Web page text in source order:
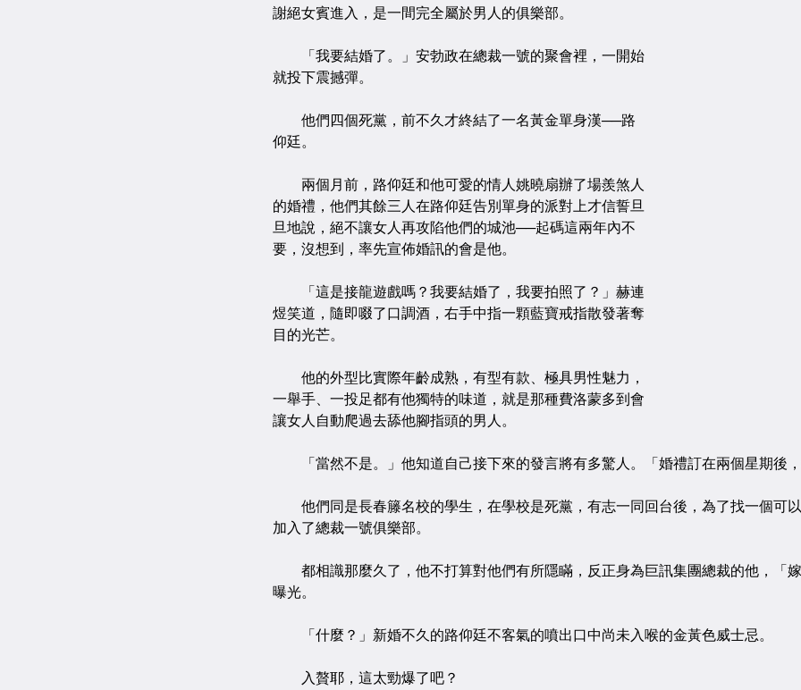
謝絕女賓進入，是一間完全屬於男人的俱樂部。
「我要結婚了。」安勃政在總裁一號的聚會裡，一開始
就投下震撼彈。
他們四個死黨，前不久才終結了一名黃金單身漢──路
仰廷。
兩個月前，路仰廷和他可愛的情人姚曉扇辦了場羨煞人
的婚禮，他們其餘三人在路仰廷告別單身的派對上才信誓旦
旦地說，絕不讓女人再攻陷他們的城池──起碼這兩年內不
要，沒想到，率先宣佈婚訊的會是他。
「這是接龍遊戲嗎？我要結婚了，我要拍照了？」赫連
煜笑道，隨即啜了口調酒，右手中指一顆藍寶戒指散發著奪
目的光芒。
他的外型比實際年齡成熟，有型有款、極具男性魅力，
一舉手、一投足都有他獨特的味道，就是那種費洛蒙多到會
讓女人自動爬過去舔他腳指頭的男人。
「當然不是。」他知道自己接下來的發言將有多驚人。「婚禮訂在兩個星期後，
他們同是長春籐名校的學生，在學校是死黨，有志一同回台後，為了找一個可
加入了總裁一號俱樂部。
都相識那麼久了，他不打算對他們有所隱瞞，反正身為巨訊集團總裁的他，「
曝光。
「什麼？」新婚不久的路仰廷不客氣的噴出口中尚未入喉的金黃色威士忌。
入贅耶，這太勁爆了吧？